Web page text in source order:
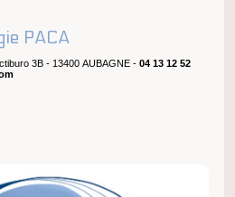
PACA
3B - 13400 AUBAGNE -04 13 12 52